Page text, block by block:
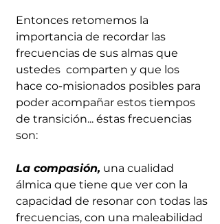
Entonces retomemos la
importancia de recordar las
frecuencias de sus almas que
ustedes  comparten y que los
hace co-misionados posibles para
poder acompañar estos tiempos
de transición... éstas frecuencias
son:
La compasión, una cualidad
álmica que tiene que ver con la
capacidad de resonar con todas las
frecuencias, con una maleabilidad